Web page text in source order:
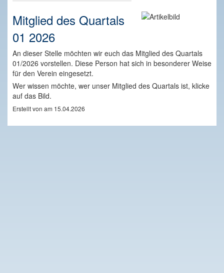
Mitglied des Quartals
01 2026
An dieser Stelle möchten wir euch das Mitglied des Quartals
01/2026 vorstellen. Diese Person hat sich in besonderer Weise
für den Verein eingesetzt.
Wer wissen möchte, wer unser Mitglied des Quartals ist, klicke
auf das Bild.
Erstellt von am 15.04.2026